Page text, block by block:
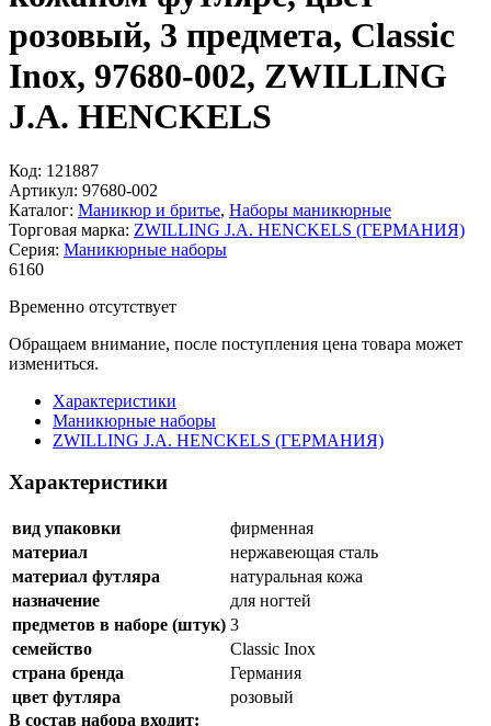
розовый, 3 предмета, Classic
Inox, 97680-002, ZWILLING
J.A. HENCKELS
Код: 121887
Артикул: 97680-002
Каталог: Маникюр и бритье, Наборы маникюрные
Торговая марка: ZWILLING J.A. HENCKELS (ГЕРМАНИЯ)
Серия: Маникюрные наборы
6160
Временно отсутствует
Обращаем внимание, после поступления цена товара может
измениться.
Характеристики
Маникюрные наборы
ZWILLING J.A. HENCKELS (ГЕРМАНИЯ)
Характеристики
вид упаковки
фирменная
материал
нержавеющая сталь
материал футляра
натуральная кожа
назначение
для ногтей
предметов в наборе (штук) 3
семейство
Classic Inox
страна бренда
Германия
цвет футляра
розовый
В состав набора входит: